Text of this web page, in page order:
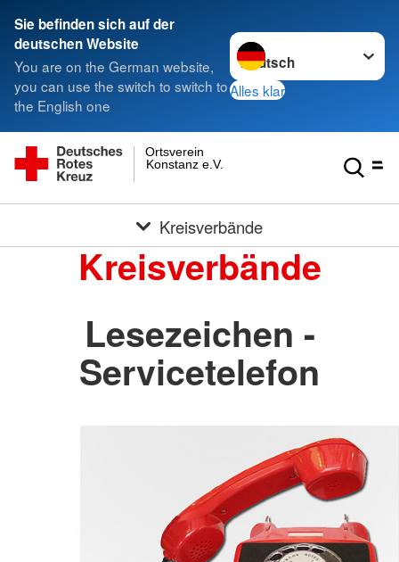
Sie befinden sich auf der
deutschen Website
You are on the German website,
you can use the switch to switch to
the English one
Sprache wechseln zu
Alles klar
Konstanz e.V.
Ortsverein
Kreisverbände
Kreisverbände
Lesezeichen -
Servicetelefon